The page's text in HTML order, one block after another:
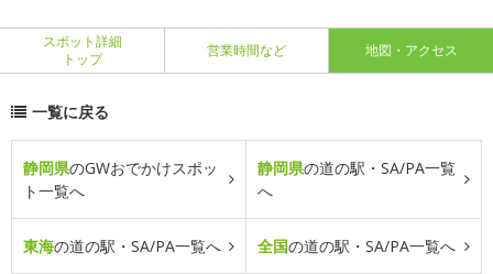
スポット詳細
トップ
営業時間など 地図・アクセス
一覧に戻る
静岡県のGWおでかけスポッ
ト一覧へ
静岡県の道の駅・SA/PA一覧
へ
東海の道の駅・SA/PA一覧へ 全国の道の駅・SA/PA一覧へ